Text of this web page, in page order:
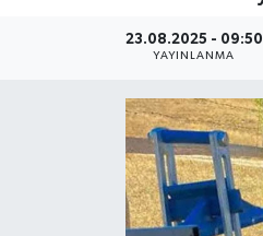
23.08.2025 - 09:50
YAYINLANMA